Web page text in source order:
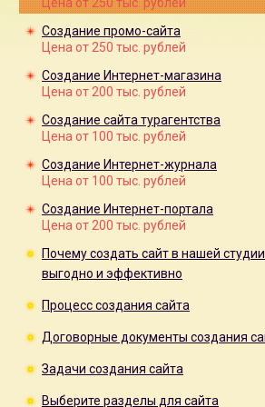
создания сайта.
Предлагаемуслуги создания сайтов
Создание сайта-визитки,создание
Интернет-журнала,создание портала
Цена создания сайта в Москве
в
Поисковая эффективностьнаших
эффективность, хорошие позиции в
даже без затрат на
поисковое
Два самых значимых преимущества
поисковая
С учетом требований технического
дизайн-макета главной страницы
Собственнаясистема управления
информацию на сайте
Система управления не является
Система управления сайтом
не будет
Специальное созданиесистемы
Учитывая возможности системы
технической поддержке сайта
Создание промо-сайта
Цена от 250 тыс. рублей
Создание Интернет-магазина
Цена от 200 тыс. рублей
Создание сайта турагентства
Цена от 100 тыс. рублей
Создание Интернет-журнала
Цена от 100 тыс. рублей
Создание Интернет-портала
Цена от 200 тыс. рублей
Почему создать сайт в нашей студии
выгодно и эффективно
Процесс создания сайта
Договорные документы создания
Задачи создания сайта
Выберите разделы для сайта